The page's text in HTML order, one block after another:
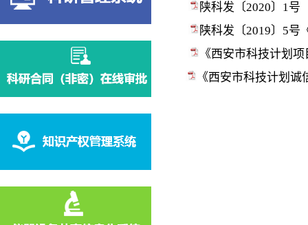
陕科发〔2020〕1号
陕科发〔2019〕5号
《西安市科技计划
《西安市科技计划